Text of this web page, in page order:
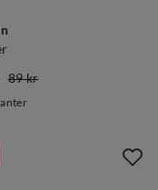
89 kr